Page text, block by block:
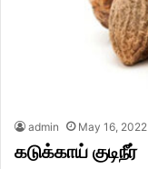
admin May 16, 2022
கடுக்காய் குடிநீர்